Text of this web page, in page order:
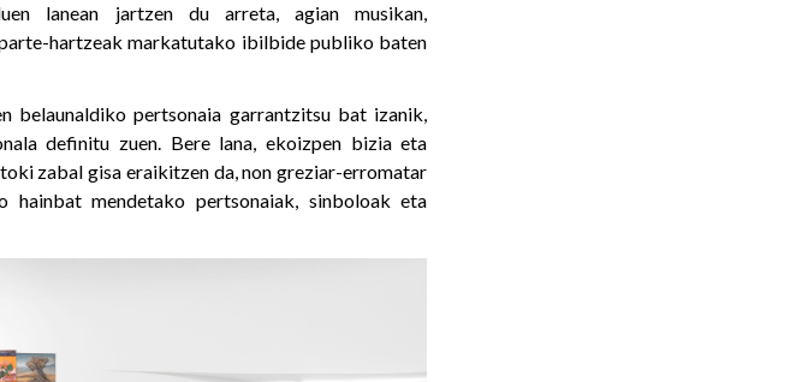
lanean jartzen du arreta, agian musikan,
hartzeak markatutako ibilbide publiko baten
belaunaldiko pertsonaia garrantzitsu bat izanik,
definitu zuen. Bere lana, ekoizpen bizia eta
zabal gisa eraikitzen da, non greziar-erromatar
mendetako pertsonaiak, sinboloak eta